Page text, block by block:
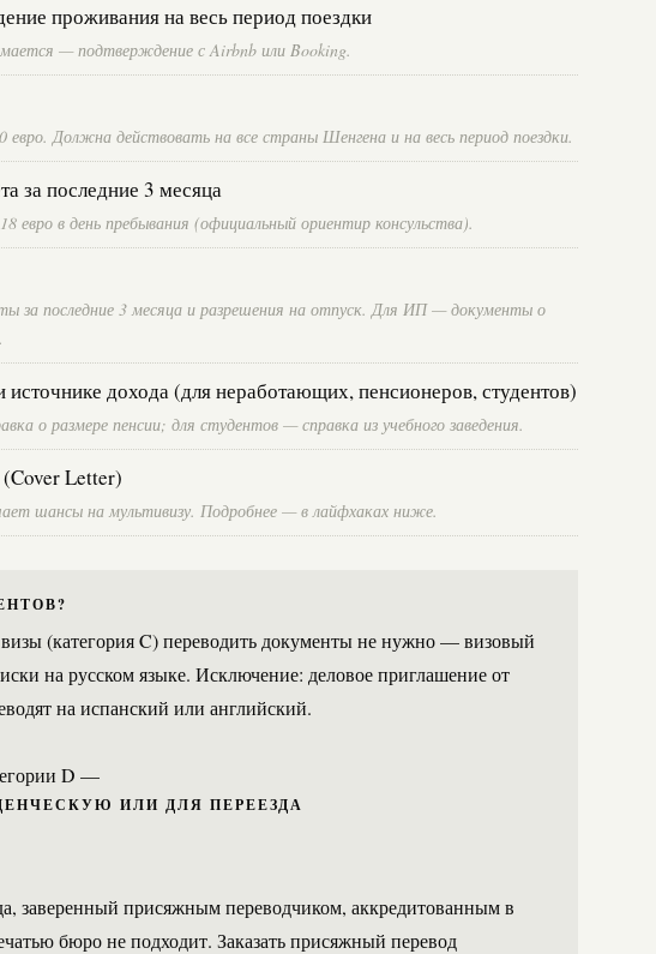
проживания на весь период поездки
— подтверждение с Airbnb или Booking.
Должна действовать на все страны Шенгена и на весь период поездки.
за последние 3 месяца
в день пребывания (официальный ориентир консульства).
за последние 3 месяца и разрешения на отпуск. Для ИП — документы о
источнике дохода (для неработающих, пенсионеров, студентов)
о размере пенсии; для студентов — справка из учебного заведения.
Letter)
шансы на мультивизу. Подробнее — в лайфхаках ниже.
визы (категория C) переводить документы не нужно — визовый
на русском языке. Исключение: деловое приглашение от
на испанский или английский.
D —
ИЛИ ДЛЯ ПЕРЕЕЗДА
заверенный присяжным переводчиком, аккредитованным в
бюро не подходит. Заказать присяжный перевод